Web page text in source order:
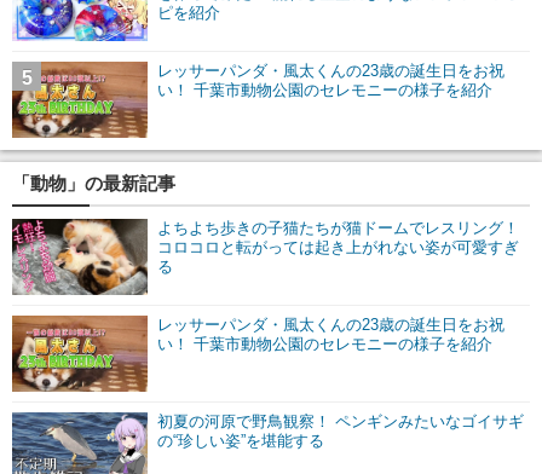
ピを紹介
レッサーパンダ・風太くんの23歳の誕生日をお祝
い！ 千葉市動物公園のセレモニーの様子を紹介
5
「動物」の最新記事
よちよち歩きの子猫たちが猫ドームでレスリング！
コロコロと転がっては起き上がれない姿が可愛すぎ
る
レッサーパンダ・風太くんの23歳の誕生日をお祝
い！ 千葉市動物公園のセレモニーの様子を紹介
初夏の河原で野鳥観察！ ペンギンみたいなゴイサギ
の“珍しい姿”を堪能する